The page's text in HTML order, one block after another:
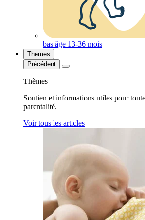
bas âge 13-36 mois
Thèmes
Précédent
Thèmes
Soutien et informations utiles pour
parentalité.
Voir tous les articles